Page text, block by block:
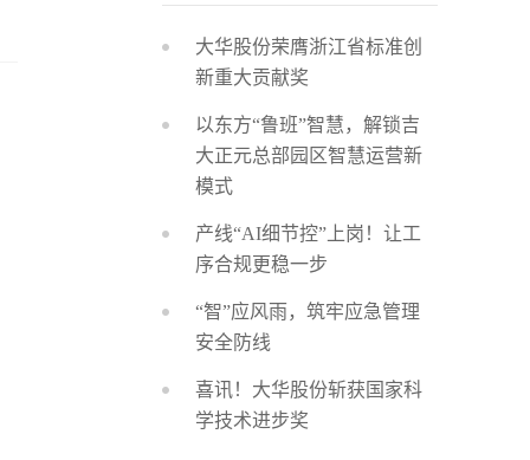
大华股份荣膺浙江省标准创
新重大贡献奖
以东方“鲁班”智慧，解锁吉
大正元总部园区智慧运营新
模式
产线“AI细节控”上岗！让工
序合规更稳一步
“智”应风雨，筑牢应急管理
安全防线
喜讯！大华股份斩获国家科
学技术进步奖